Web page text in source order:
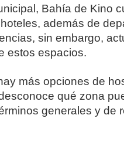
Bahía de Kino
además de
sin embargo,
estos espacios.
más opciones de
qué zona
generales y de